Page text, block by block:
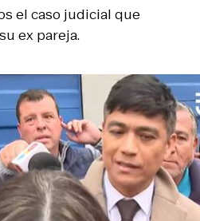
el caso judicial que
ex pareja.